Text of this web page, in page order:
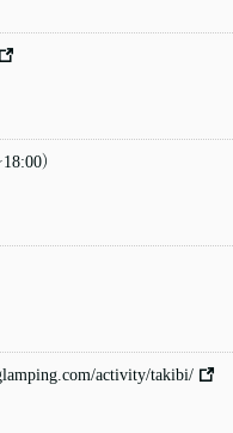
）
activity/takibi/